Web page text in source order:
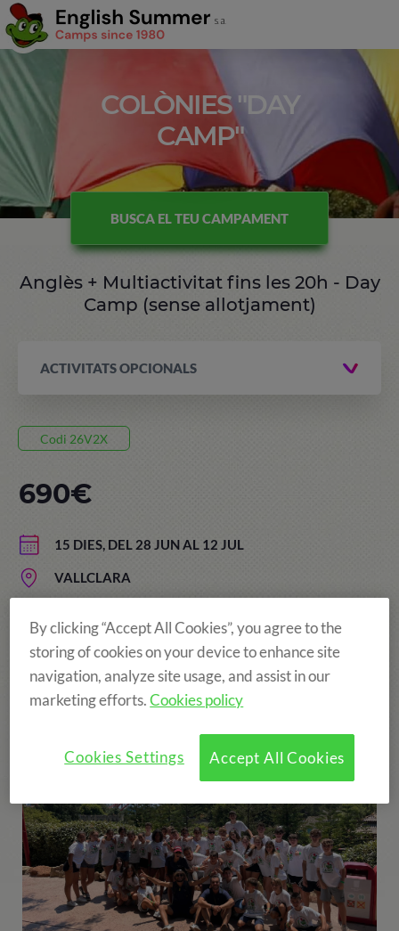
COLÒNIES "DAY
CAMP"
BUSCA EL TEU CAMPAMENT
Anglès + Multiactivitat fins les 20h - Day
Camp (sense allotjament)
ACTIVITATS OPCIONALS
Codi 26V2X
15 DIES, DEL 28 JUN AL 12 JUL
VALLCLARA
690€
Més diversió!
By clicking “Accept All Cookies”, you agree to the
storing of cookies on your device to enhance site
navigation, analyze site usage, and assist in our
marketing efforts.Cookies policy
Accept All Cookies
Cookies Settings